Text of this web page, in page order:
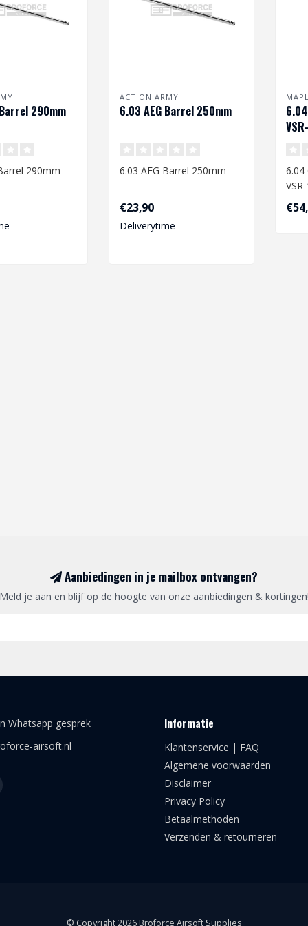
290mm
290mm
ACTION ARMY
6.03 AEG Barrel 250mm
6.03 AEG Barrel 250mm
€23,90
Deliverytime
6.04
Aanbiedingen in je mailbox ontvangen?
je aan en blijf op de hoogte van onze aanbiedingen &
Whatsapp gesprek
airsoft.nl
Informatie
Klantenservice | FAQ
Algemene voorwaarden
Disclaimer
Privacy Policy
Betaalmethoden
Verzenden & retourneren
© Copyright 2026 Broforce Airsoft Supplies